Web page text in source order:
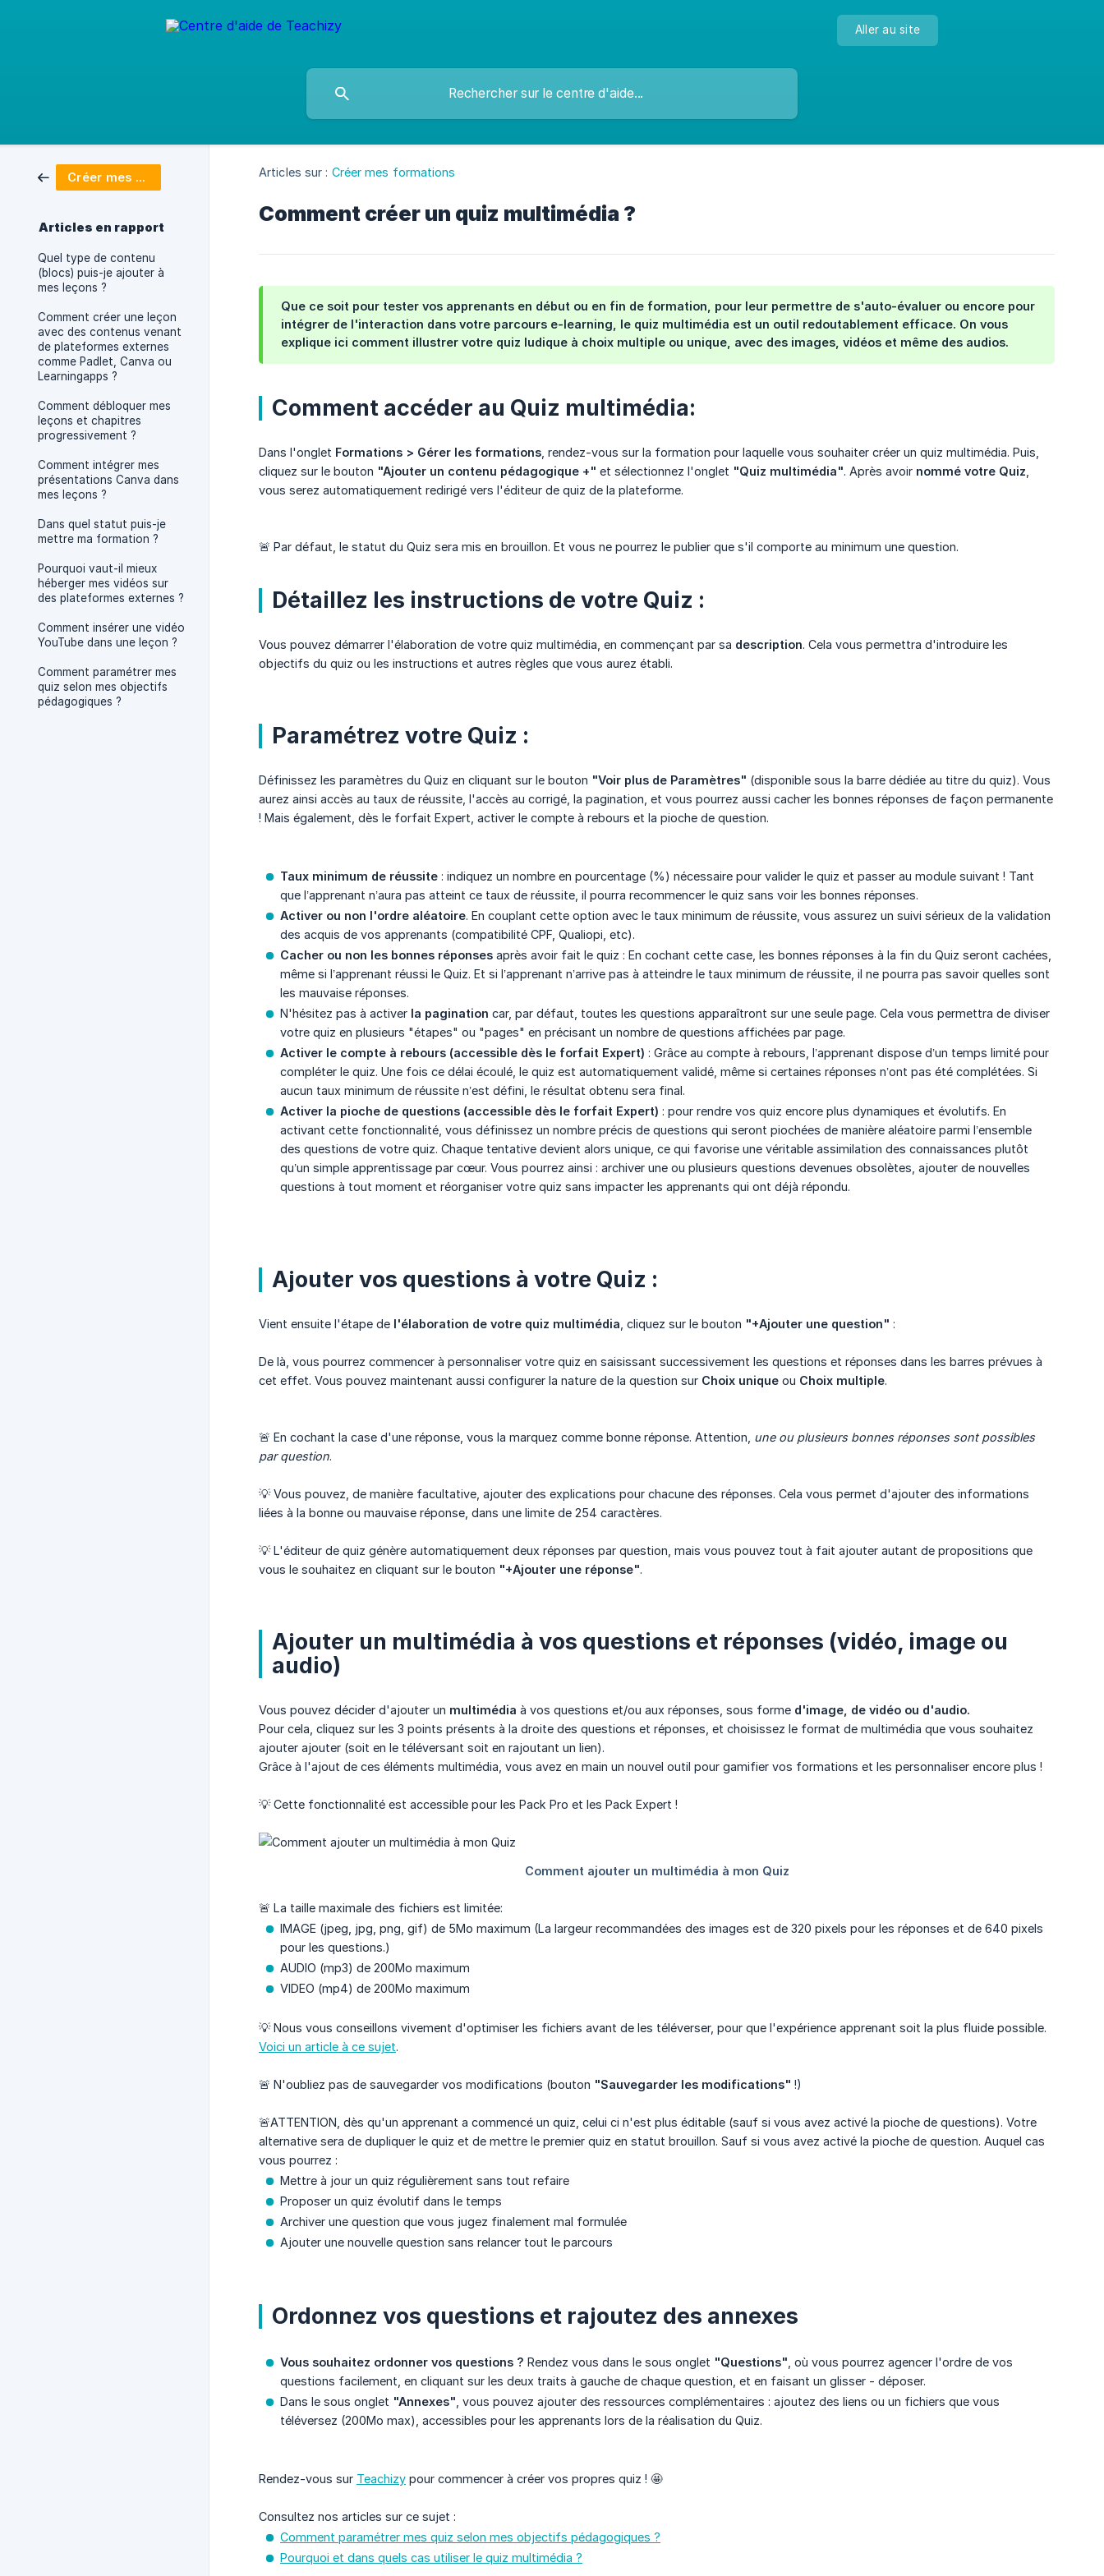
Aller au site
Créer mes formations
Articles en rapport
Quel type de contenu
(blocs) puis-je ajouter à
mes leçons ?
Comment créer une leçon
avec des contenus venant
de plateformes externes
comme Padlet, Canva ou
Learningapps ?
Comment débloquer mes
leçons et chapitres
progressivement ?
Comment intégrer mes
présentations Canva dans
mes leçons ?
Dans quel statut puis-je
mettre ma formation ?
Pourquoi vaut-il mieux
héberger mes vidéos sur
des plateformes externes ?
Comment insérer une vidéo
YouTube dans une leçon ?
Comment paramétrer mes
quiz selon mes objectifs
pédagogiques ?
Articles sur : Créer mes formations
Comment créer un quiz multimédia ?
Que ce soit pour tester vos apprenants en début ou en fin de formation, pour leur permettre de s'auto-évaluer ou encore pour
intégrer de l'interaction dans votre parcours e-learning, le quiz multimédia est un outil redoutablement efficace. On vous
explique ici comment illustrer votre quiz ludique à choix multiple ou unique, avec des images, vidéos et même des audios.
Comment accéder au Quiz multimédia:
Dans l'onglet Formations > Gérer les formations , rendez-vous sur la formation pour laquelle vous souhaiter créer un quiz multimédia. Puis,
cliquez sur le bouton "Ajouter un contenu pédagogique +" et sélectionnez l'onglet "Quiz multimédia". Après avoir nommé votre Quiz
vous serez automatiquement redirigé vers l'éditeur de quiz de la plateforme.
🚨 Par défaut, le statut du Quiz sera mis en brouillon. Et vous ne pourrez le publier que s'il comporte au minimum une question.
Détaillez les instructions de votre Quiz :
Vous pouvez démarrer l'élaboration de votre quiz multimédia, en commençant par sa description. Cela vous permettra d'introduire les
objectifs du quiz ou les instructions et autres règles que vous aurez établi.
Paramétrez votre Quiz :
Définissez les paramètres du Quiz en cliquant sur le bouton "Voir plus de Paramètres" (disponible sous la barre dédiée au titre du quiz). Vous
aurez ainsi accès au taux de réussite, l'accès au corrigé, la pagination, et vous pourrez aussi cacher les bonnes réponses de façon permanente
! Mais également, dès le forfait Expert, activer le compte à rebours et la pioche de question.
Taux minimum de réussite : indiquez un nombre en pourcentage (%) nécessaire pour valider le quiz et passer au module suivant ! Tant
que l’apprenant n’aura pas atteint ce taux de réussite, il pourra recommencer le quiz sans voir les bonnes réponses.
Activer ou non l'ordre aléatoire. En couplant cette option avec le taux minimum de réussite, vous assurez un suivi sérieux de la validation
des acquis de vos apprenants (compatibilité CPF, Qualiopi, etc).
Cacher ou non les bonnes réponses après avoir fait le quiz : En cochant cette case, les bonnes réponses à la fin du Quiz seront cachées,
même si l’apprenant réussi le Quiz. Et si l’apprenant n’arrive pas à atteindre le taux minimum de réussite, il ne pourra pas savoir quelles sont
les mauvaise réponses.
N'hésitez pas à activer la pagination car, par défaut, toutes les questions apparaîtront sur une seule page. Cela vous permettra de diviser
votre quiz en plusieurs "étapes" ou "pages" en précisant un nombre de questions affichées par page.
Activer le compte à rebours (accessible dès le forfait Expert) : Grâce au compte à rebours, l’apprenant dispose d’un temps limité pour
compléter le quiz. Une fois ce délai écoulé, le quiz est automatiquement validé, même si certaines réponses n’ont pas été complétées. Si
aucun taux minimum de réussite n’est défini, le résultat obtenu sera final.
Activer la pioche de questions (accessible dès le forfait Expert) : pour rendre vos quiz encore plus dynamiques et évolutifs. En
activant cette fonctionnalité, vous définissez un nombre précis de questions qui seront piochées de manière aléatoire parmi l’ensemble
des questions de votre quiz. Chaque tentative devient alors unique, ce qui favorise une véritable assimilation des connaissances plutôt
qu’un simple apprentissage par cœur. Vous pourrez ainsi : archiver une ou plusieurs questions devenues obsolètes, ajouter de nouvelles
questions à tout moment et réorganiser votre quiz sans impacter les apprenants qui ont déjà répondu.
Ajouter vos questions à votre Quiz :
Vient ensuite l'étape de l'élaboration de votre quiz multimédia , cliquez sur le bouton "+Ajouter une question" :
De là, vous pourrez commencer à personnaliser votre quiz en saisissant successivement les questions et réponses dans les barres prévues à
cet effet. Vous pouvez maintenant aussi configurer la nature de la question sur Choix unique ou Choix multiple.
🚨 En cochant la case d'une réponse, vous la marquez comme bonne réponse. Attention, une ou plusieurs bonnes réponses sont possibles
par question.
💡 Vous pouvez, de manière facultative, ajouter des explications pour chacune des réponses. Cela vous permet d'ajouter des informations
liées à la bonne ou mauvaise réponse, dans une limite de 254 caractères.
💡 L'éditeur de quiz génère automatiquement deux réponses par question, mais vous pouvez tout à fait ajouter autant de propositions que
vous le souhaitez en cliquant sur le bouton "+Ajouter une réponse".
Ajouter un multimédia à vos questions et réponses (vidéo, image ou
audio)
Vous pouvez décider d'ajouter un multimédia à vos questions et/ou aux réponses, sous forme d'image, de vidéo ou d'audio.
Pour cela, cliquez sur les 3 points présents à la droite des questions et réponses, et choisissez le format de multimédia que vous souhaitez
ajouter ajouter (soit en le téléversant soit en rajoutant un lien).
Grâce à l'ajout de ces éléments multimédia, vous avez en main un nouvel outil pour gamifier vos formations et les personnaliser encore plus !
💡 Cette fonctionnalité est accessible pour les Pack Pro et les Pack Expert !
🚨 La taille maximale des fichiers est limitée:
IMAGE (jpeg, jpg, png, gif) de 5Mo maximum (La largeur recommandées des images est de 320 pixels pour les réponses et de 640 pixels
pour les questions.)
AUDIO (mp3) de 200Mo maximum
VIDEO (mp4) de 200Mo maximum
💡 Nous vous conseillons vivement d'optimiser les fichiers avant de les téléverser, pour que l'expérience apprenant soit la plus fluide possible.
Voici un article à ce sujet.
🚨 N'oubliez pas de sauvegarder vos modifications (bouton "Sauvegarder les modifications" !)
🚨ATTENTION, dès qu'un apprenant a commencé un quiz, celui ci n'est plus éditable (sauf si vous avez activé la pioche de questions). Votre
alternative sera de dupliquer le quiz et de mettre le premier quiz en statut brouillon. Sauf si vous avez activé la pioche de question. Auquel cas
vous pourrez :
Mettre à jour un quiz régulièrement sans tout refaire
Proposer un quiz évolutif dans le temps
Archiver une question que vous jugez finalement mal formulée
Ajouter une nouvelle question sans relancer tout le parcours
Ordonnez vos questions et rajoutez des annexes
Vous souhaitez ordonner vos questions ? Rendez vous dans le sous onglet "Questions" , où vous pourrez agencer l'ordre de vos
questions facilement, en cliquant sur les deux traits à gauche de chaque question, et en faisant un glisser - déposer.
Dans le sous onglet "Annexes" , vous pouvez ajouter des ressources complémentaires : ajoutez des liens ou un fichiers que vous
téléversez (200Mo max), accessibles pour les apprenants lors de la réalisation du Quiz.
Rendez-vous sur Teachizy pour commencer à créer vos propres quiz ! 🤩
Consultez nos articles sur ce sujet :
Comment paramétrer mes quiz selon mes objectifs pédagogiques ?
Pourquoi et dans quels cas utiliser le quiz multimédia ?